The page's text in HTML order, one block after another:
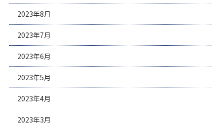
2023年8月
2023年7月
2023年6月
2023年5月
2023年4月
2023年3月